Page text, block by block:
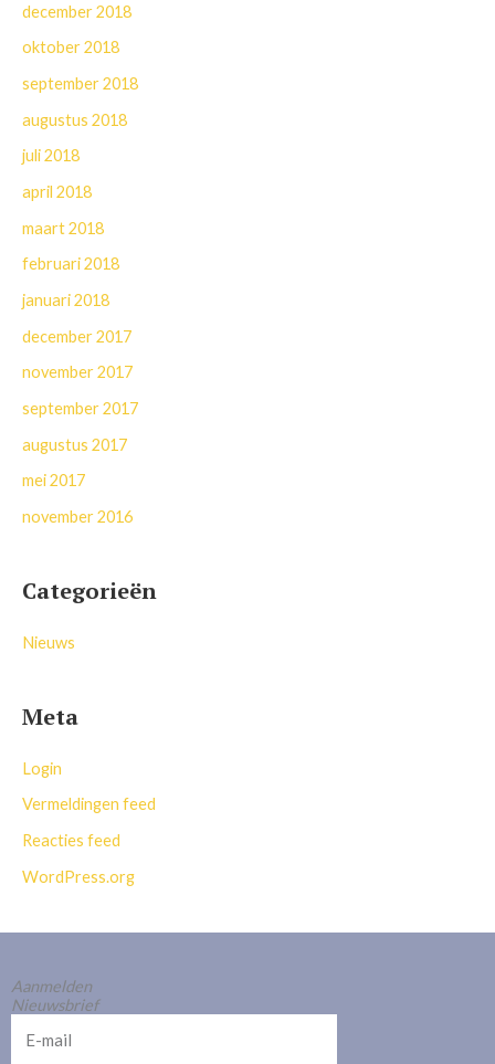
december 2018
oktober 2018
september 2018
augustus 2018
juli 2018
april 2018
maart 2018
februari 2018
januari 2018
december 2017
november 2017
september 2017
augustus 2017
mei 2017
november 2016
Categorieën
Nieuws
Meta
Login
Vermeldingen feed
Reacties feed
WordPress.org
Aanmelden
Nieuwsbrief
mail